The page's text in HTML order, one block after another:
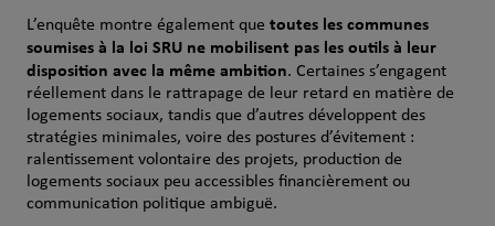
L’enquête montre également que toutes les communes
soumises à la loi SRU ne mobilisent pas les outils à leur
disposition avec la même ambition. Certaines s’engagent
réellement dans le rattrapage de leur retard en matière de
logements sociaux, tandis que d’autres développent des
stratégies minimales, voire des postures d’évitement :
ralentissement volontaire des projets, production de
logements sociaux peu accessibles financièrement ou
communication politique ambiguë.